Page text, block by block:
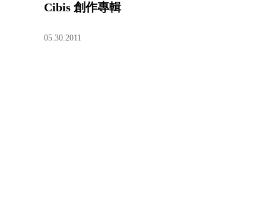
Cibis 創作專輯
05.30.2011